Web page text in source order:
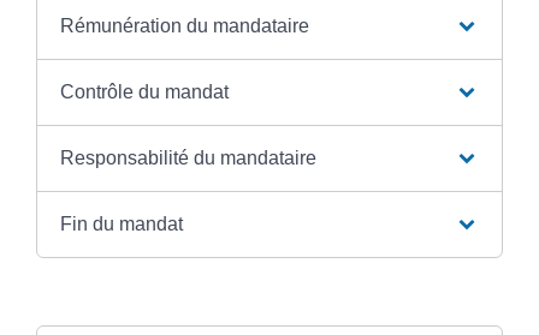
Rémunération du mandataire
Contrôle du mandat
Responsabilité du mandataire
Fin du mandat